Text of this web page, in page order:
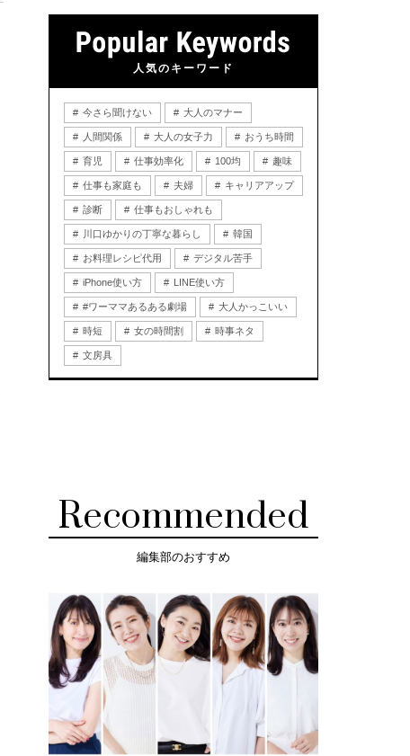
人気のキーワード
今さら聞けない 大人のマナー
人間関係 大人の女子力 おうち時間
育児 仕事効率化 100均 趣味
仕事も家庭も 夫婦 キャリアアップ
診断 仕事もおしゃれも
川口ゆかりの丁寧な暮らし 韓国
お料理レシピ代用 デジタル苦手
iPhone使い方 LINE使い方
#ワーママあるある劇場 大人かっこいい
時短 女の時間割 時事ネタ
文房具
Recommended
編集部のおすすめ